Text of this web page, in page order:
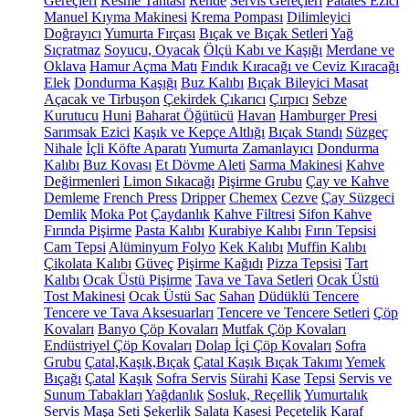
Manuel Kıyma Makinesi Krema Pompası Dilimleyici
Doğrayıcı Yumurta Fırçası Bıçak ve Bıçak Setleri Yağ
Sıçratmaz Soyucu, Oyacak Ölçü Kabı ve Kaşığı Merdane ve
Oklava Hamur Açma Matı Fındık Kıracağı ve Ceviz Kıracağı
Elek Dondurma Kaşığı Buz Kalıbı Bıçak Bileyici Masat
Açacak ve Tirbuşon Çekirdek Çıkarıcı Çırpıcı Sebze
Kurutucu Huni Baharat Öğütücü Havan Hamburger Presi
Sarımsak Ezici Kaşık ve Kepçe Altlığı Bıçak Standı Süzgeç
Nihale İçli Köfte Aparatı Yumurta Zamanlayıcı Dondurma
Kalıbı Buz Kovası Et Dövme Aleti Sarma Makinesi Kahve
Değirmenleri Limon Sıkacağı Pişirme Grubu Çay ve Kahve
Demleme French Press Dripper Chemex Cezve Çay Süzgeci
Demlik Moka Pot Çaydanlık Kahve Filtresi Sifon Kahve
Fırında Pişirme Pasta Kalıbı Kurabiye Kalıbı Fırın Tepsisi
Cam Tepsi Alüminyum Folyo Kek Kalıbı Muffin Kalıbı
Çikolata Kalıbı Güveç Pişirme Kağıdı Pizza Tepsisi Tart
Kalıbı Ocak Üstü Pişirme Tava ve Tava Setleri Ocak Üstü
Tost Makinesi Ocak Üstü Sac Sahan Düdüklü Tencere
Tencere ve Tava Aksesuarları Tencere ve Tencere Setleri Çöp
Kovaları Banyo Çöp Kovaları Mutfak Çöp Kovaları
Endüstriyel Çöp Kovaları Dolap İçi Çöp Kovaları Sofra
Grubu Çatal,Kaşık,Bıçak Çatal Kaşık Bıçak Takımı Yemek
Bıçağı Çatal Kaşık Sofra Servis Sürahi Kase Tepsi Servis ve
Sunum Tabakları Yağdanlık Sosluk, ReçellikYumurtalık
Servis Maşa Seti Şekerlik Salata Kasesi Peçetelik Karaf